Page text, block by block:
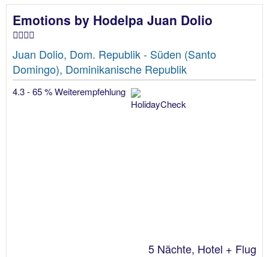
Emotions by Hodelpa Juan Dolio
Juan Dolio, Dom. Republik - Süden (Santo
Domingo), Dominikanische Republik
4.3 - 65 % Weiterempfehlung
5 Nächte, Hotel + Flug